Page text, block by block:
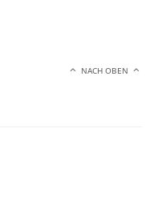
NACH OBEN